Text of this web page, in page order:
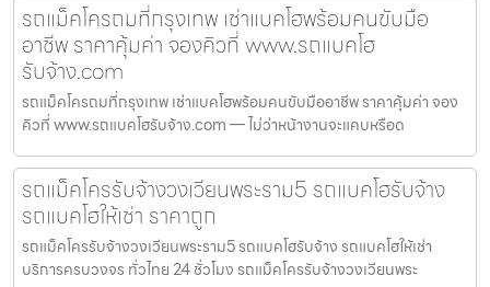
รถแม็คโครถมที่กรุงเทพ เช่าแบคโฮพร้อมคนขับมือ
อาชีพ ราคาคุ้มค่า จองคิวที่ www.รถแบคโฮ
รับจ้าง.com
รถแม็คโครถมที่กรุงเทพ เช่าแบคโฮพร้อมคนขับมืออาชีพ ราคาคุ้มค่า จอง
คิวที่ www.รถแบคโฮรับจ้าง.com — ไม่ว่าหน้างานจะแคบหรือด
รถแม็คโครรับจ้างวงเวียนพระราม5 รถแบคโฮรับจ้าง
รถแบคโฮให้เช่า ราคาถูก
รถแม็คโครรับจ้างวงเวียนพระราม5 รถแบคโฮรับจ้าง รถแบคโฮให้เช่า
บริการครบวงจร ทั่วไทย 24 ชั่วโมง รถแม็คโครรับจ้างวงเวียนพระ